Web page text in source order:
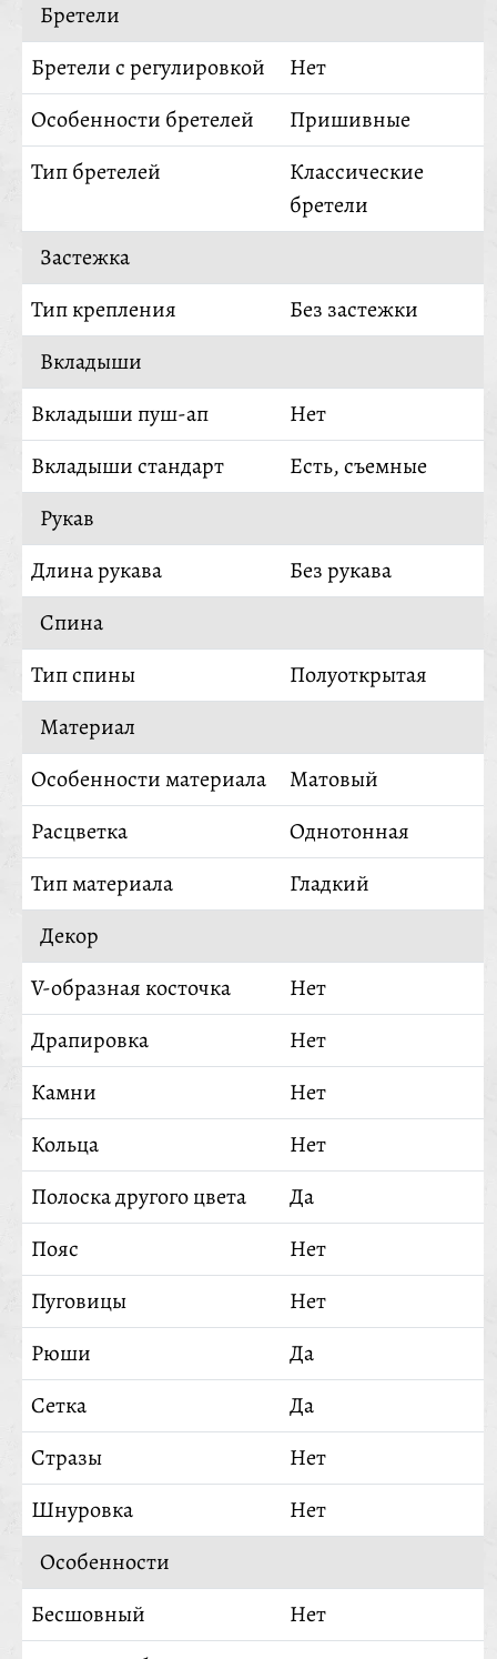
Бретели
Бретели с регулировкой
Нет
Особенности бретелей
Пришивные
Тип бретелей
Классические
бретели
Застежка
Тип крепления
Без застежки
Вкладыши
Вкладыши пуш-ап
Нет
Вкладыши стандарт
Есть, съемные
Рукав
Длина рукава
Без рукава
Спина
Тип спины
Полуоткрытая
Материал
Особенности материала
Матовый
Расцветка
Однотонная
Тип материала
Гладкий
Декор
V-образная косточка
Нет
Драпировка
Нет
Камни
Нет
Кольца
Нет
Полоска другого цвета
Да
Пояс
Нет
Пуговицы
Нет
Рюши
Да
Сетка
Да
Стразы
Нет
Шнуровка
Нет
Особенности
Бесшовный
Нет